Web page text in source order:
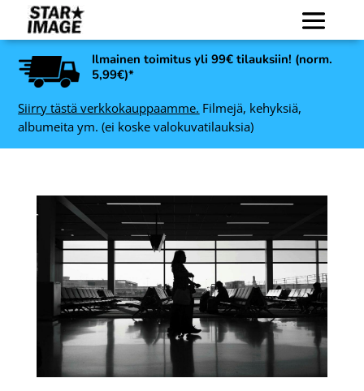
Ilmainen toimitus yli 99€ tilauksiin! (norm.
5,99€)*
Siirry tästä verkkokauppaamme. Filmejä, kehyksiä,
albumeita ym. (ei koske valokuvatilauksia)
Focus Prestige Minimax
albumi punainen, 100
kuvaa